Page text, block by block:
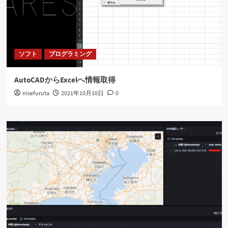
ソフト プログラミング
AutoCADからExcelへ情報取得
nisefuruta 2021年10月10日 0